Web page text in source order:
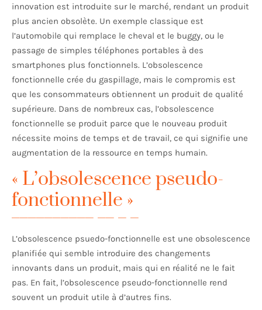
innovation est introduite sur le marché, rendant un produit
plus ancien obsolète. Un exemple classique est
l’automobile qui remplace le cheval et le buggy, ou le
passage de simples téléphones portables à des
smartphones plus fonctionnels. L’obsolescence
fonctionnelle crée du gaspillage, mais le compromis est
que les consommateurs obtiennent un produit de qualité
supérieure. Dans de nombreux cas, l’obsolescence
fonctionnelle se produit parce que le nouveau produit
nécessite moins de temps et de travail, ce qui signifie une
augmentation de la ressource en temps humain.
« L’obsolescence pseudo-
fonctionnelle »
L’obsolescence psuedo-fonctionnelle est une obsolescence
planifiée qui semble introduire des changements
innovants dans un produit, mais qui en réalité ne le fait
pas. En fait, l’obsolescence pseudo-fonctionnelle rend
souvent un produit utile à d’autres fins.